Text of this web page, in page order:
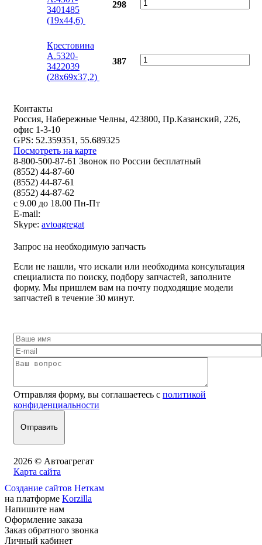
3401485
(19x44,6)
298
Крестовина
А.5320-
3422039
(28x69x37,2)
387
Контакты
Россия, Набережные Челны, 423800, Пр.Казанский, 226,
офис 1-3-10
GPS: 52.359351, 55.689325
Посмотреть на карте
8-800-500-87-61 Звонок по России бесплатный
(8552) 44-87-60
(8552) 44-87-61
(8552) 44-87-62
с 9.00 до 18.00 Пн-Пт
E-mail:
Skype: avtoagregat
Запрос на необходимую запчасть
Если не нашли, что искали или необходима консультация
специалиста по поиску, подбору запчастей, заполните
форму. Мы пришлем вам на почту подходящие модели
запчастей в течение 30 минут.
Отправляя форму, вы соглашаетесь с политикой
конфиденциальности
2026 © Автоагрегат
Карта сайта
Создание сайтов Неткам
на платформе Korzilla
Напишите нам
Оформление заказа
Заказ обратного звонка
Личный кабинет